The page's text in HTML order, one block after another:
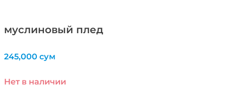
муслиновый плед
245,000 сум
Нет в наличии